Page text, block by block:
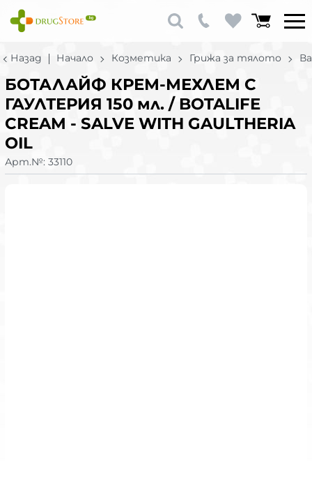
Назад Начало Козметика Грижа за тялото
БОТАЛАЙФ КРЕМ-МЕХЛЕМ С
ГАУЛТЕРИЯ 150 мл. / BOTALIFE
CREAM - SALVE WITH GAULTHERIA
OIL
Арт.№: 33110